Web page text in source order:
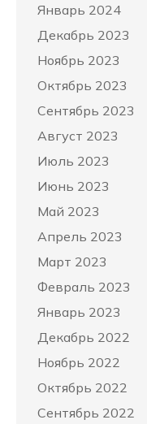
Январь 2024
Декабрь 2023
Ноябрь 2023
Октябрь 2023
Сентябрь 2023
Август 2023
Июль 2023
Июнь 2023
Май 2023
Апрель 2023
Март 2023
Февраль 2023
Январь 2023
Декабрь 2022
Ноябрь 2022
Октябрь 2022
Сентябрь 2022